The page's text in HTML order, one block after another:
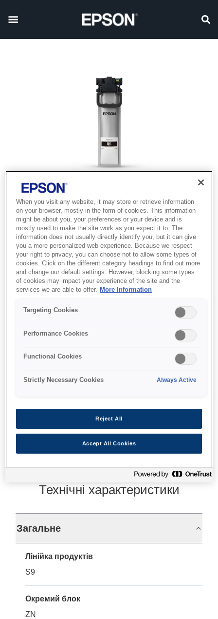
WF-C53xx / WF-C58xx
Series Ink Cartridge L
Де купити
Технічні характеристики
Загальне
Лінійка продуктів
S9
Окремий блок
ZN
When you visit any website, it may store or retrieve information
on your browser, mostly in the form of cookies. This information
might be about you, your preferences or your device and is
mostly used to make the site work as you expect it to. The
information does not usually directly identify you, but it can give
you a more personalized web experience. Because we respect
your right to privacy, you can choose not to allow some types of
cookies. Click on the different category headings to find out more
and change our default settings. However, blocking some types
of cookies may impact your experience of the site and the
services we are able to offer.
More Information
Targeting Cookies
Performance Cookies
Functional Cookies
Strictly Necessary Cookies Always Active
Reject All
Accept All Cookies